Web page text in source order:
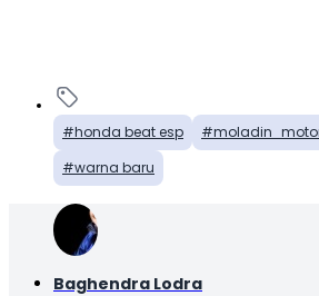
honda beat esp
warna baru
Baghendra Lodra